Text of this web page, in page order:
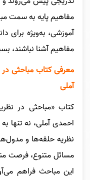
مفاهیم پایه به سمت
آموزشی، به‌ویژه برای
مفاهیم آشنا نباشند،
معرفی کتاب مباحثی
آملی
کتاب «مباحثی در
احمدی آملی، نه تنها
نظریه حلقه‌ها و
مسائل متنوع، فرصت
این مباحث فراهم